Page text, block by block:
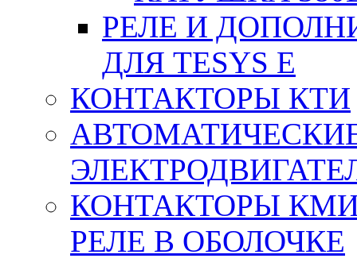
РЕЛЕ И
ДЛЯ TESYS E
КОНТАКТОРЫ КТИ
КОНТАКТОРЫ
РЕЛЕ В ОБОЛОЧКЕ